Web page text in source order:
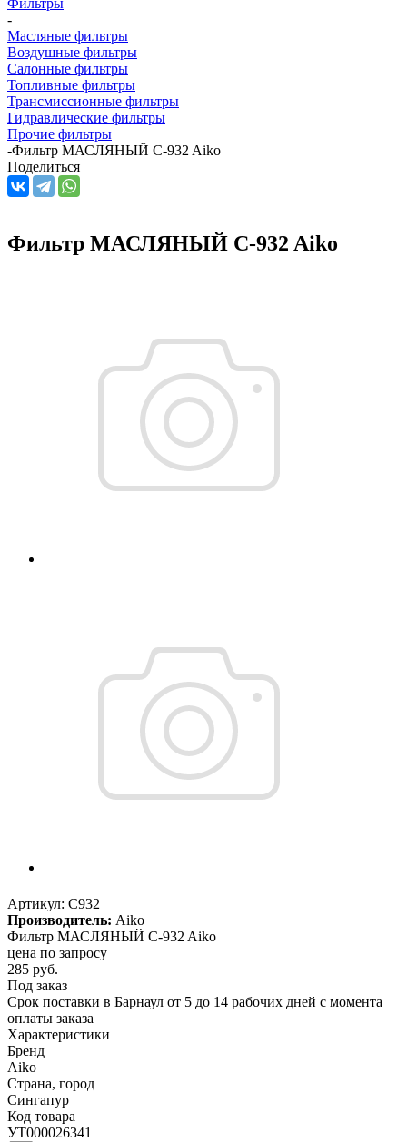
-
Масляные фильтры
Воздушные фильтры
Салонные фильтры
Топливные фильтры
Трансмиссионные фильтры
Гидравлические фильтры
Прочие фильтры
-Фильтр МАСЛЯНЫЙ C-932 Aiko
Поделиться
Фильтр МАСЛЯНЫЙ C-932 Aiko
Артикул: C932
Производитель: Aiko
Фильтр МАСЛЯНЫЙ C-932 Aiko
цена по запросу
285 руб.
Под заказ
Срок поставки в Барнаул от 5 до 14 рабочих дней с момента
оплаты заказа
Характеристики
Бренд
Aiko
Страна, город
Сингапур
Код товара
УТ000026341